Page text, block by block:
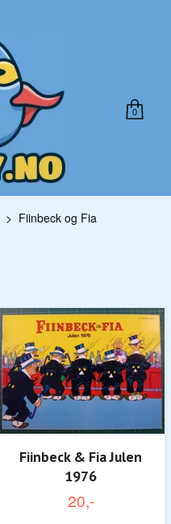
0
Fiinbeck og Fia
Fiinbeck & Fia Julen
1976
20,-